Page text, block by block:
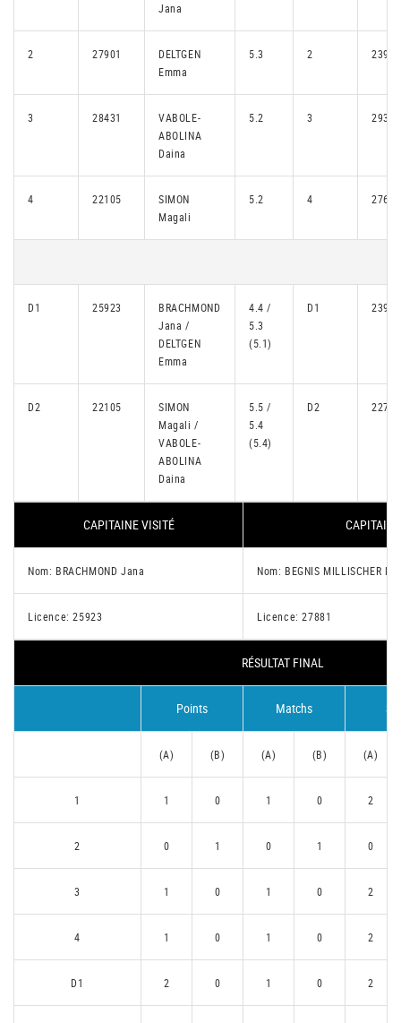
Jana
2 27901
DELTGEN
Emma
5.3 2 23960
3 28431
VABOLE-
ABOLINA
Daina
5.2 3 29340
4 22105
SIMON
Magali
5.2 4 27681
D1 25923
BRACHMOND
Jana /
DELTGEN
Emma
4.4 /
5.3
(5.1)
D1 23960
D2 22105
SIMON
Magali /
VABOLE-
ABOLINA
Daina
5.5 /
5.4
(5.4)
D2 22741
CAPITAINE VISITÉ
Nom: BRACHMOND Jana Nom: BEGNIS MILLISCHER
Licence: 25923 Licence: 27881
RÉSULTAT FINAL
Points Matchs
(A) (B) (A) (B) (A)
1 1 0 1 0 2
2 0 1 0 1 0
3 1 0 1 0 2
4 1 0 1 0 2
D1 2 0 1 0 2